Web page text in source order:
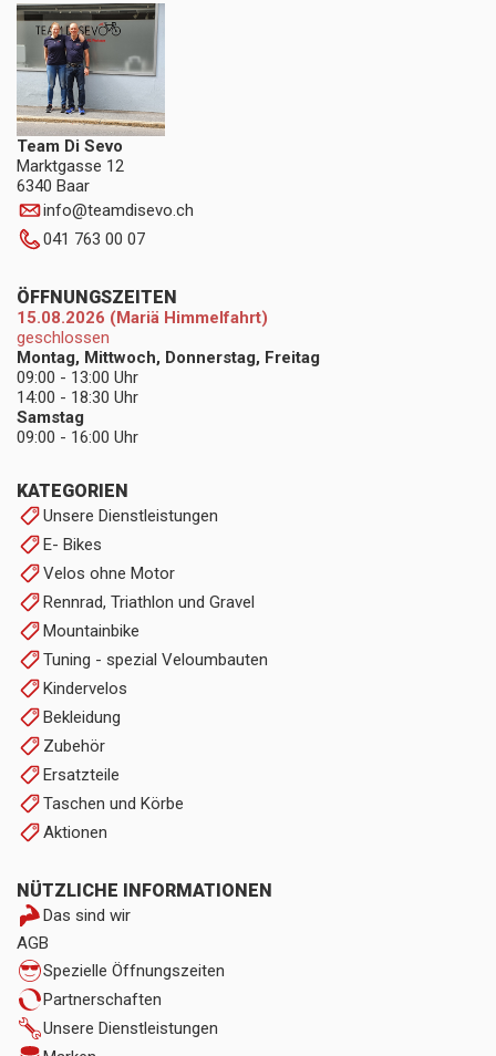
Team Di Sevo
Marktgasse 12
6340 Baar
info@teamdisevo.ch
041 763 00 07
KATEGORIEN
Unsere Dienstleistungen
E- Bikes
Velos ohne Motor
Rennrad, Triathlon und Gravel
Mountainbike
Tuning - spezial Veloumbauten
Kindervelos
Bekleidung
Zubehör
Ersatzteile
Taschen und Körbe
Aktionen
NÜTZLICHE INFORMATIONEN
Das sind wir
AGB
Spezielle Öffnungszeiten
Partnerschaften
Unsere Dienstleistungen
ÖFFNUNGSZEITEN
15.08.2026 (Mariä Himmelfahrt)
geschlossen
Montag, Mittwoch, Donnerstag, Freitag
09:00 - 13:00 Uhr
14:00 - 18:30 Uhr
Samstag
09:00 - 16:00 Uhr